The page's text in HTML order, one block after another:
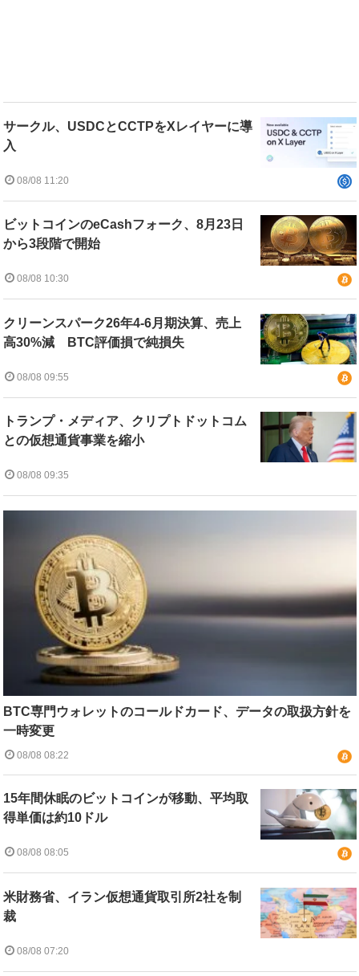
サークル、USDCとCCTPをXレイヤーに導
入
08/08 11:20
ビットコインのeCashフォーク、8月23日
から3段階で開始
08/08 10:30
クリーンスパーク26年4-6月期決算、売上
高30%減 BTC評価損で純損失
08/08 09:55
トランプ・メディア、クリプトドットコム
との仮想通貨事業を縮小
08/08 09:35
BTC専門ウォレットのコールドカード、データの取扱方針を
一時変更
08/08 08:22
15年間休眠のビットコインが移動、平均取
得単価は約10ドル
08/08 08:05
米財務省、イラン仮想通貨取引所2社を制
裁
08/08 07:20